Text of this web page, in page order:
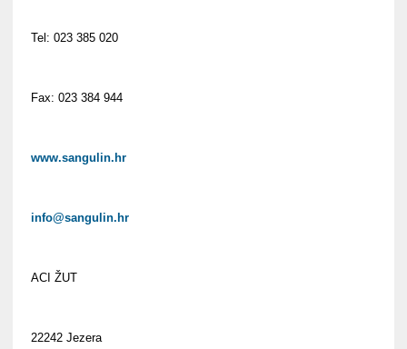
Tel: 023 385 020
Fax: 023 384 944
www.sangulin.hr
info@sangulin.hr
ACI ŽUT
22242 Jezera